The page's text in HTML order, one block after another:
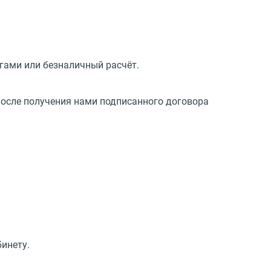
или безналичный расчёт.
получения нами подписанного договора